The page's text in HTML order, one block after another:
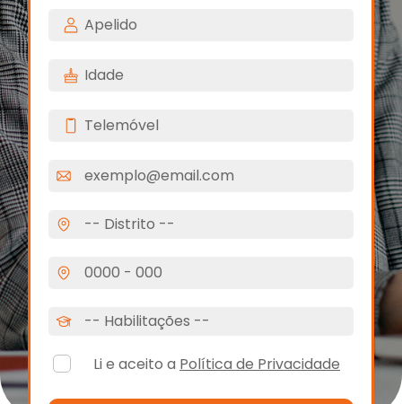
Li e aceito a Política de Privacidade